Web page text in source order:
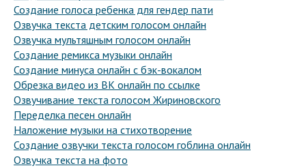
Создание голоса ребенка для гендер пати
Озвучка текста детским голосом онлайн
Озвучка мультяшным голосом онлайн
Создание ремикса музыки онлайн
Создание минуса онлайн с бэк-вокалом
Обрезка видео из ВК онлайн по ссылке
Озвучивание текста голосом Жириновского
Переделка песен онлайн
Наложение музыки на стихотворение
Создание озвучки текста голосом гоблина онлайн
Озвучка текста на фото